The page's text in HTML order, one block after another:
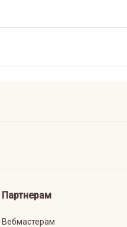
Партнерам
Вебмастерам